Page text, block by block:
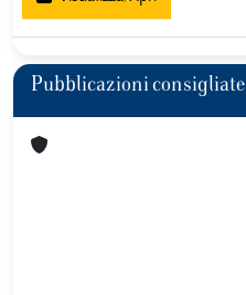
Pubblicazioni consigliate